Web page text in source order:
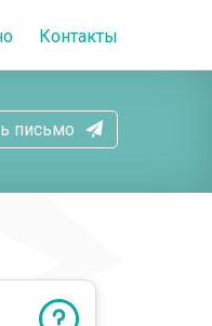
Контакты
письмо